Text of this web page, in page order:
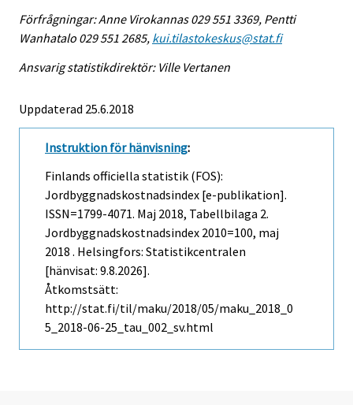
Förfrågningar: Anne Virokannas 029 551 3369, Pentti
Wanhatalo 029 551 2685, kui.tilastokeskus@stat.fi
Ansvarig statistikdirektör: Ville Vertanen
Uppdaterad 25.6.2018
Instruktion för hänvisning:
Finlands officiella statistik (FOS):
Jordbyggnadskostnadsindex [e-publikation].
ISSN=1799-4071. Maj 2018, Tabellbilaga 2.
Jordbyggnadskostnadsindex 2010=100, maj
2018 . Helsingfors: Statistikcentralen
[hänvisat: 9.8.2026].
Åtkomstsätt:
http://stat.fi/til/maku/2018/05/maku_2018_0
5_2018-06-25_tau_002_sv.html